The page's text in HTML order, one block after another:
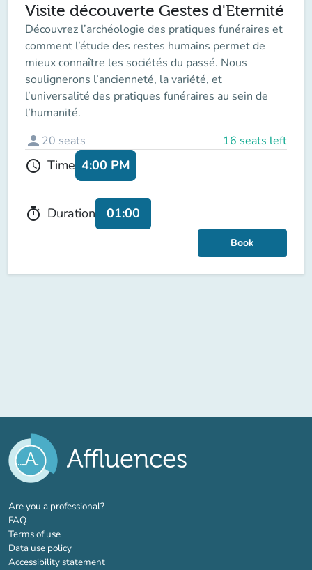
Visite découverte Gestes d'Eternité
Découvrez l’archéologie des pratiques funéraires et
comment l’étude des restes humains permet de
mieux connaître les sociétés du passé. Nous
soulignerons l’ancienneté, la variété, et
l’universalité des pratiques funéraires au sein de
l’humanité.
person 20 seats 16 seats left
schedule Time 4:00 PM
timer Duration 01:00
Book
Are you a professional?(new tab)
FAQ
Terms of use
Data use policy
Accessibility statement